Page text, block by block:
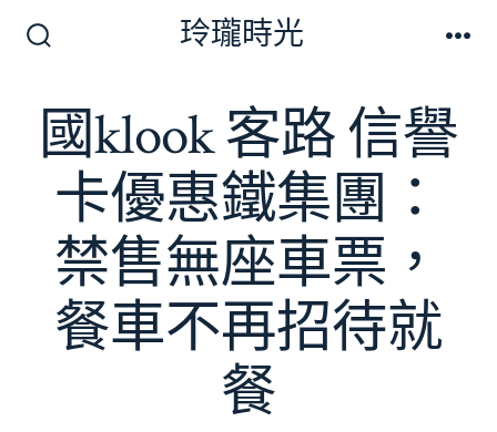
切
換
開
玲瓏時光
國klook 客路 信譽
卡優惠鐵集團：
禁售無座車票，
餐車不再招待就
餐